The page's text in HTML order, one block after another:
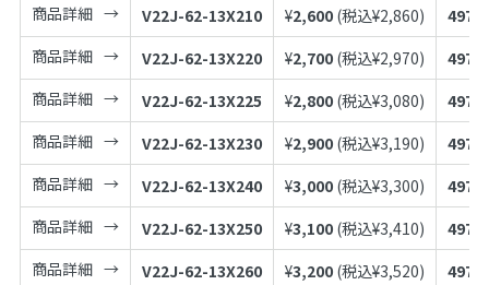
商品詳細
V22J-62-13X210 ¥2,600 (税込¥2,860)
商品詳細
V22J-62-13X220 ¥2,700 (税込¥2,970)
商品詳細
V22J-62-13X225 ¥2,800 (税込¥3,080)
商品詳細
V22J-62-13X230 ¥2,900 (税込¥3,190)
商品詳細
V22J-62-13X240 ¥3,000 (税込¥3,300)
商品詳細
V22J-62-13X250 ¥3,100 (税込¥3,410)
商品詳細
V22J-62-13X260 ¥3,200 (税込¥3,520)